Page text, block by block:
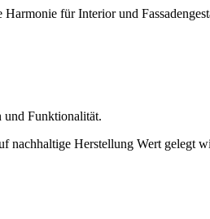
für Interior und
und Funktionalität.
nachhaltige Herstellung Wert gelegt